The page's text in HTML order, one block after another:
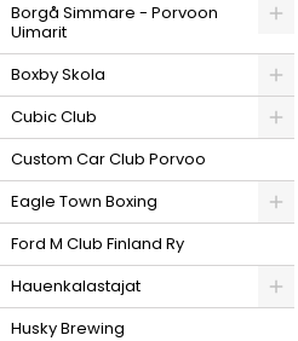
Borgå Simmare - Porvoon
Uimarit
Boxby Skola
Cubic Club
Custom Car Club Porvoo
Eagle Town Boxing
Ford M Club Finland Ry
Hauenkalastajat
Husky Brewing